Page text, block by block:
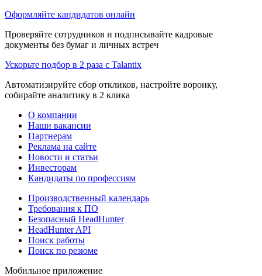
Оформляйте кандидатов онлайн
Проверяйте сотрудников и подписывайте кадровые
документы без бумаг и личных встреч
Ускорьте подбор в 2 раза с Talantix
Автоматизируйте сбор откликов, настройте воронку,
собирайте аналитику в 2 клика
О компании
Наши вакансии
Партнерам
Реклама на сайте
Новости и статьи
Инвесторам
Кандидаты по профессиям
Производственный календарь
Требования к ПО
Безопасный HeadHunter
HeadHunter API
Поиск работы
Поиск по резюме
Мобильное приложение